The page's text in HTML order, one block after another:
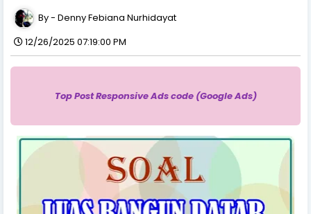
Denny Febiana Nurhidayat
12/26/2025 07:19:00 PM
Top Post Responsive Ads code (Google Ads)